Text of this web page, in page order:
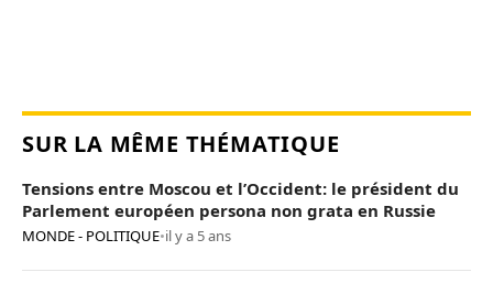
SUR LA MÊME THÉMATIQUE
Tensions entre Moscou et l’Occident: le président du
Parlement européen persona non grata en Russie
MONDE - POLITIQUE•il y a 5 ans